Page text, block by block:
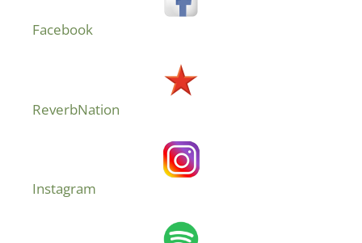
Facebook
ReverbNation
Instagram